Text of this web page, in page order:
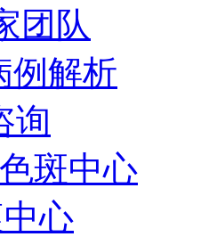
团队
例解析
询
色斑中心
心